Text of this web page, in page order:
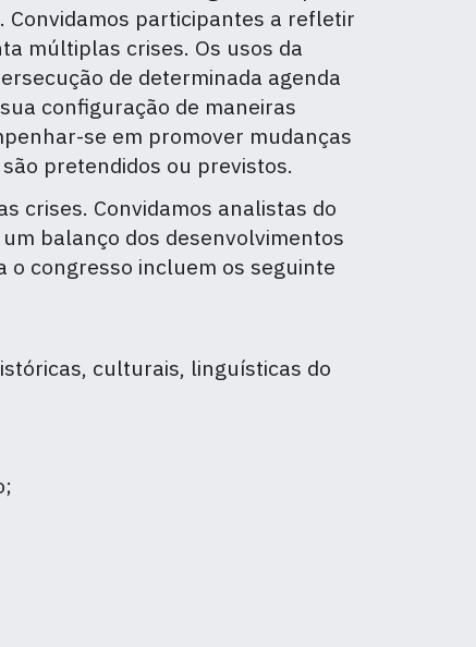
Convidamos participantes a refletir
múltiplas crises. Os usos da
de determinada agenda
configuração de maneiras
se em promover mudanças
pretendidos ou previstos.
crises. Convidamos analistas do
balanço dos desenvolvimentos
o congresso incluem os seguinte
culturais, linguísticas do